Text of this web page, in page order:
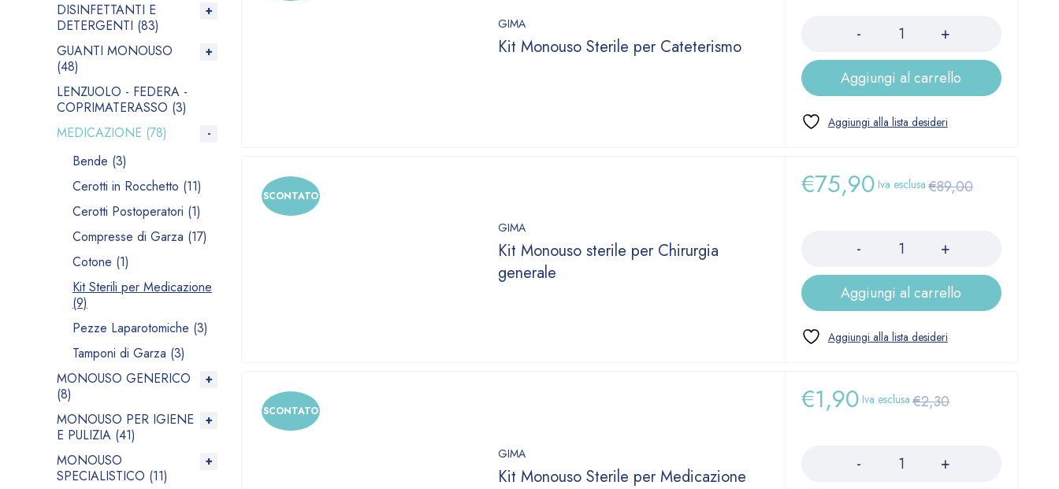
DISINFETTANTI E
DETERGENTI (83)
GUANTI MONOUSO
(48)
LENZUOLO - FEDERA -
COPRIMATERASSO (3)
MEDICAZIONE (78)
Bende (3)
Cerotti in Rocchetto (11)
Cerotti Postoperatori (1)
Compresse di Garza (17)
Cotone (1)
Kit Sterili per Medicazione
(9)
Pezze Laparotomiche (3)
Tamponi di Garza (3)
MONOUSO GENERICO
(8)
MONOUSO PER IGIENE
E PULIZIA (41)
MONOUSO
SPECIALISTICO (11)
GIMA
Kit Monouso Sterile per Cateterismo
Aggiungi al carrello
SCONTATO
GIMA
Kit Monouso sterile per Chirurgia
generale
€89,00
€75,90 Iva esclusa
Aggiungi al carrello
SCONTATO
GIMA
Kit Monouso Sterile per Medicazione
€2,30
€1,90 Iva esclusa